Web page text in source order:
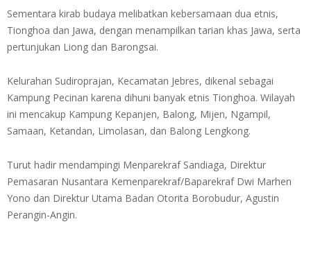
Sementara kirab budaya melibatkan kebersamaan dua etnis,
Tionghoa dan Jawa, dengan menampilkan tarian khas Jawa, serta
pertunjukan Liong dan Barongsai.
Kelurahan Sudiroprajan, Kecamatan Jebres, dikenal sebagai
Kampung Pecinan karena dihuni banyak etnis Tionghoa. Wilayah
ini mencakup Kampung Kepanjen, Balong, Mijen, Ngampil,
Samaan, Ketandan, Limolasan, dan Balong Lengkong.
Turut hadir mendampingi Menparekraf Sandiaga, Direktur
Pemasaran Nusantara Kemenparekraf/Baparekraf Dwi Marhen
Yono dan Direktur Utama Badan Otorita Borobudur, Agustin
Perangin-Angin.